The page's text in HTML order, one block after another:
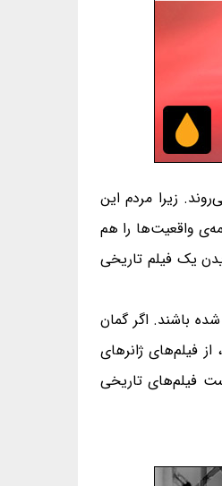
زیرا مردم این
واقعیت‌ها را هم
یک فیلم تاریخی
باشند. اگر گمان
فیلم‌های ژانرهای
فیلم‌های تاریخی